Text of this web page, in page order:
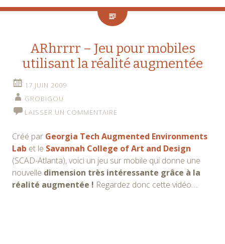
ARhrrrr – Jeu pour mobiles
utilisant la réalité augmentée
17 JUIN 2009
GROBIGOU
LAISSER UN COMMENTAIRE
Créé par Georgia Tech Augmented Environments
Lab et le Savannah College of Art and Design
(SCAD-Atlanta), voici un jeu sur mobile qui donne une
nouvelle dimension très intéressante grâce à la
réalité augmentée ! Regardez donc cette vidéo….